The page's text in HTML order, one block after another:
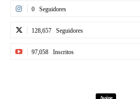
0 Seguidores
128,657 Seguidores
97,058 Inscritos
Assine